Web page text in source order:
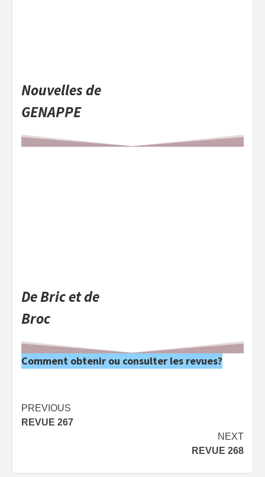
Nouvelles de
GENAPPE
De Bric et de
Broc
Comment obtenir ou consulter les revues?
Post
navigation
PREVIOUS
REVUE 267
NEXT
REVUE 268